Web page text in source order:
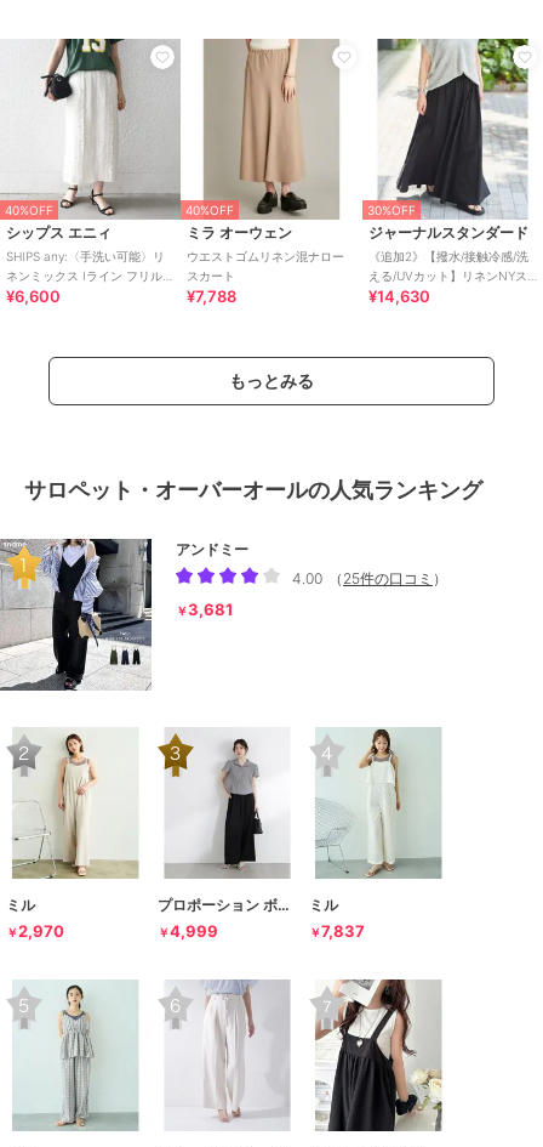
40%OFF
シップス エニィ
SHIPS any:〈手洗い可能〉リ
ネンミックス Iライン フリル
イージー スカート
¥6,600
40%OFF
ミラ オーウェン
ウエストゴムリネン混ナロー
スカート
¥7,788
30%OFF
ジャーナルスタンダード
《追加2》【撥水/接触冷感/洗
える/UVカット】リネンNYス
トレッチギャザースカート
¥14,630
もっとみる
サロペット・オーバーオールの人気ランキング
アンドミー
4.00
（ 25件の口コミ ）
￥3,681
ミル
￥2,970
プロポーション ボディドレッシング
￥4,999
ミル
￥7,837